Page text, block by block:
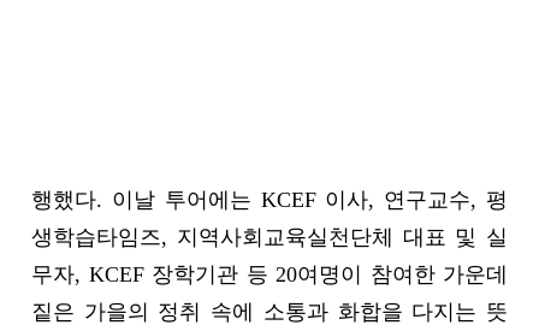
행했다. 이날 투어에는 KCEF 이사, 연구교수, 평
생학습타임즈, 지역사회교육실천단체 대표 및 실
무자, KCEF 장학기관 등 20여명이 참여한 가운데
짙은 가을의 정취 속에 소통과 화합을 다지는 뜻